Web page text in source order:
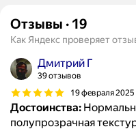
Отзывы · 19
Как Яндекс проверяет
Дмитрий Г
39 отзывов
19 февраля 2025
Достоинства:
полупрозрачная